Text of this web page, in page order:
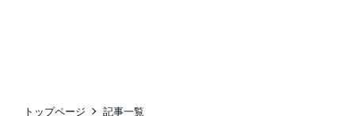
トップページ 記事一覧